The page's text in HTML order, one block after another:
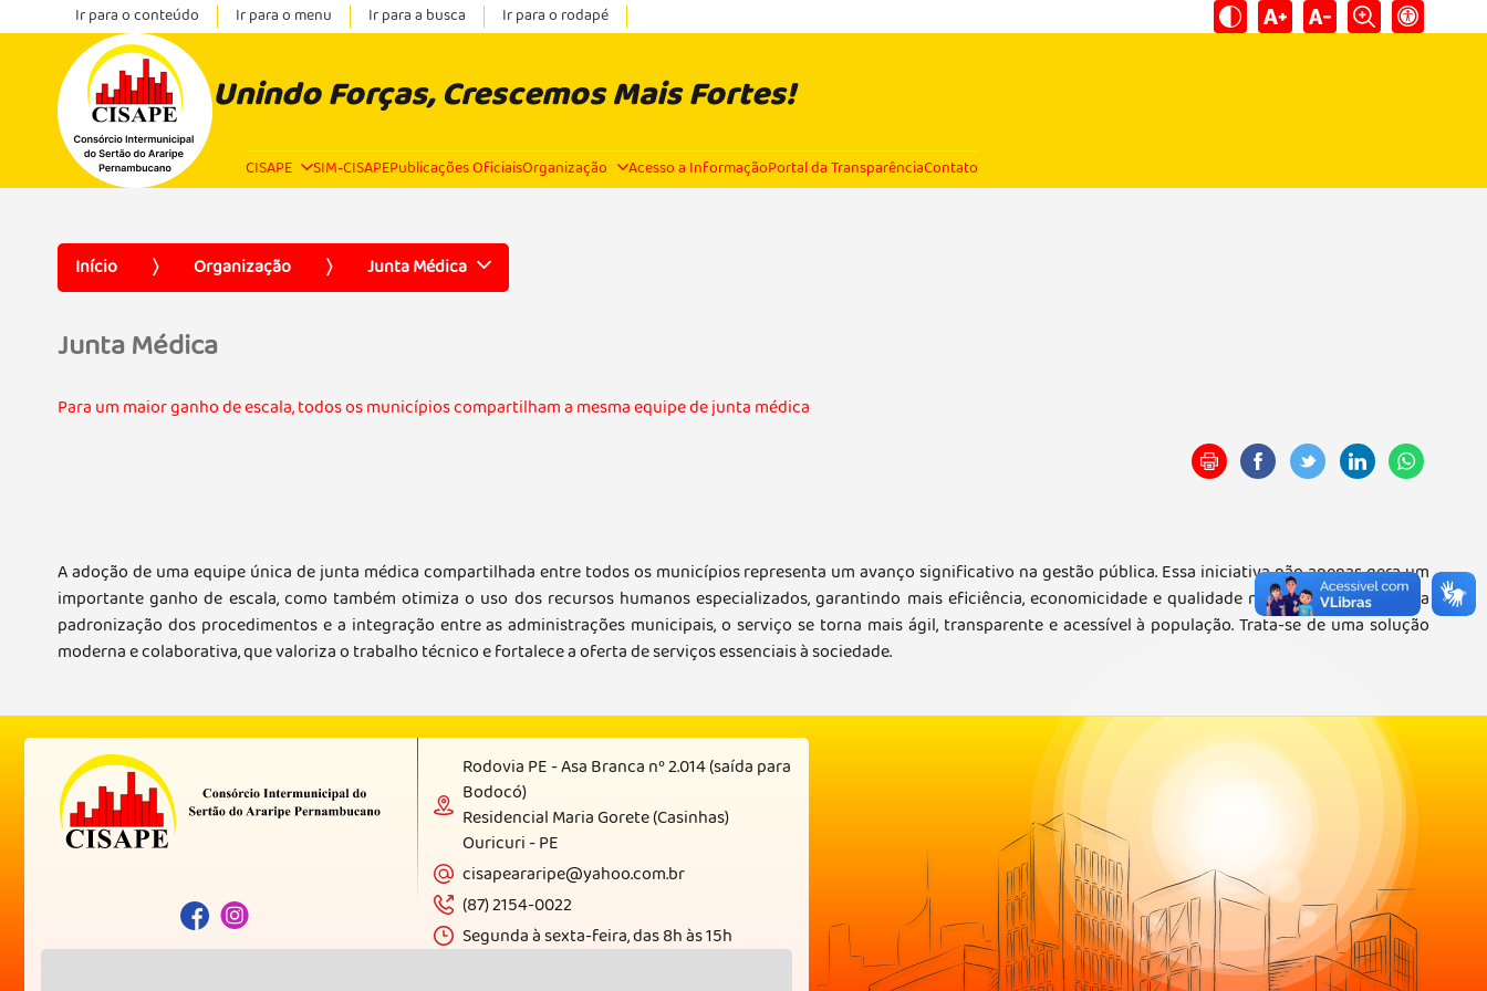
Ir para o conteúdo Ir para o menu Ir para a busca Ir para o rodapé
Unindo Forças, Crescemos Mais Fortes!
CISAPE SIM-CISAPEPublicações OficiaisOrganização Acesso a InformaçãoPortal da TransparênciaContato
Início Organização Junta Médica
Junta Médica
Para um maior ganho de escala, todos os municípios compartilham a mesma equipe de junta médica
A adoção de uma equipe única de junta médica compartilhada entre todos os municípios representa um avanço significativo na gestão pública. Essa iniciativa não apenas gera um
importante ganho de escala, como também otimiza o uso dos recursos humanos especializados, garantindo mais eficiência, economicidade e qualidade no atendimento. Com a
padronização dos procedimentos e a integração entre as administrações municipais, o serviço se torna mais ágil, transparente e acessível à população. Trata-se de uma solução
moderna e colaborativa, que valoriza o trabalho técnico e fortalece a oferta de serviços essenciais à sociedade.
Rodovia PE - Asa Branca nº 2.014 (saída para
Bodocó)
Residencial Maria Gorete (Casinhas)
Ouricuri - PE
cisapeararipe@yahoo.com.br
(87) 2154-0022
Segunda à sexta-feira, das 8h às 15h